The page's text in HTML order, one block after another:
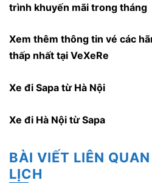
trình khuyến mãi trong tháng
Xem thêm thông tin vé các
thấp nhất tại VeXeRe
Xe đi Sapa từ Hà Nội
Xe đi Hà Nội từ Sapa
BÀI VIẾT LIÊN
LỊCH